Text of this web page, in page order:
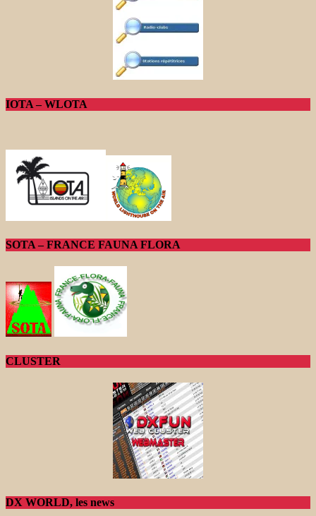
IOTA – WLOTA
SOTA – FRANCE FAUNA FLORA
CLUSTER
DX WORLD, les news